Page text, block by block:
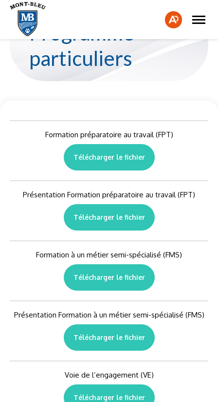
Ouvrir
la
la
site
Programme
particuliers
Formation préparatoire au travail (FPT)
Télécharger le fichier
Présentation Formation préparatoire au travail (FPT)
Télécharger le fichier
Formation à un métier semi-spécialisé (FMS)
Télécharger le fichier
Présentation Formation à un métier semi-spécialisé (FMS)
Télécharger le fichier
Voie de l’engagement (VE)
Télécharger le fichier